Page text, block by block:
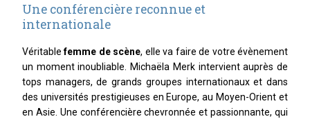
Une conférencière reconnue et
internationale
Véritablefemme de scène, elle va faire de votre évènement
un moment inoubliable. Michaëla Merk intervient auprès de
tops managers, de grands groupes internationaux et dans
des universités prestigieuses en Europe, au Moyen-Orient et
en Asie. Une conférencière chevronnée et passionnante, qui